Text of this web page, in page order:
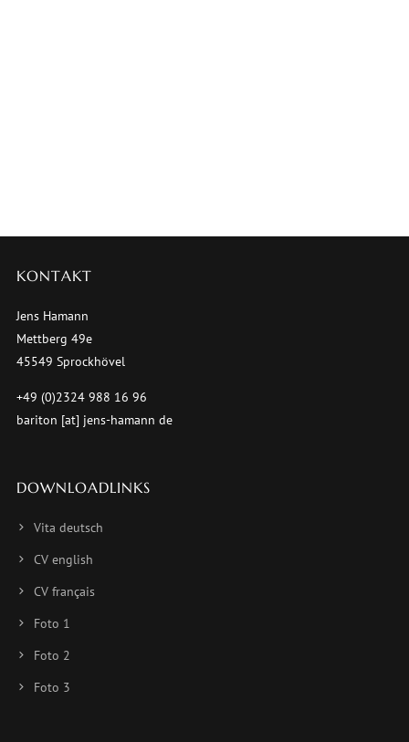
KONTAKT
Jens Hamann
Mettberg 49e
45549 Sprockhövel
+49 (0)2324 988 16 96
bariton [at] jens-hamann de
DOWNLOADLINKS
Vita deutsch
CV english
CV français
Foto 1
Foto 2
Foto 3